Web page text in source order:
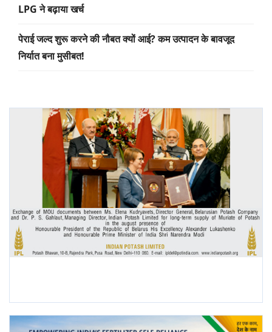
LPG ने बढ़ाया खर्च
पेराई जल्द शुरू करने की नौबत क्यों आई? कम उत्पादन के बावजूद
निर्यात बना मुसीबत!